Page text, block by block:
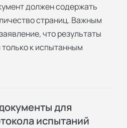
должен содержать
страниц. Важным
что результаты
к испытанным
для
испытаний